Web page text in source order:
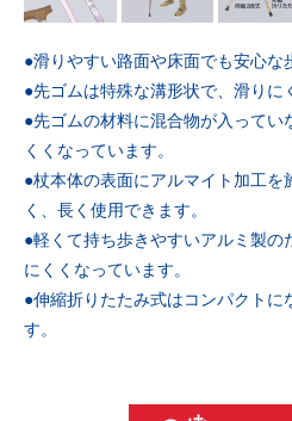
●滑りやすい路面や床面でも安心な
●先ゴムは特殊な溝形状で、滑りに
●先ゴムの材料に混合物が入ってい
くくなっています。
●杖本体の表面にアルマイト加工を
く、長く使用できます。
●軽くて持ち歩きやすいアルミ製の
にくくなっています。
●伸縮折りたたみ式はコンパクトに
す。